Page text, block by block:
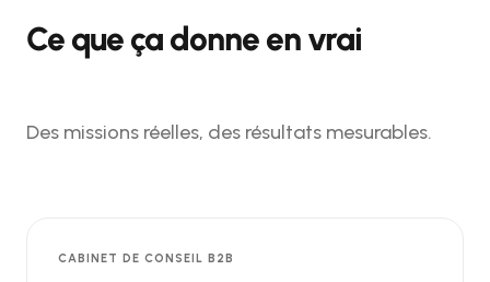
Ce que ça donne en vrai
Des missions réelles, des résultats mesurables.
CABINET DE CONSEIL B2B